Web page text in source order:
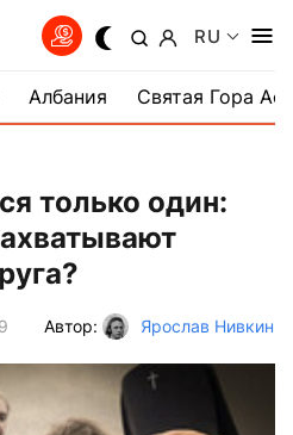
RU
Албания Святая Гора
только один:
Автор: Ярослав Нивкин